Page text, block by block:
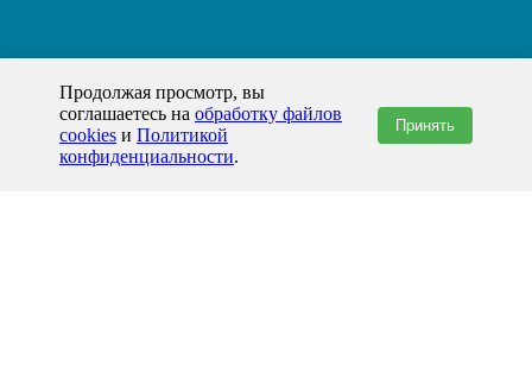
Продолжая просмотр, вы
соглашаетесь на обработку файлов
cookies и Политикой
конфиденциальности.
Принять